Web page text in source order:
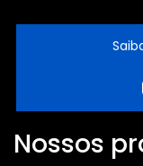
Nossos